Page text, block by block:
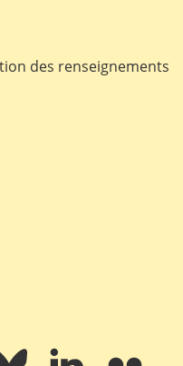
des renseignements